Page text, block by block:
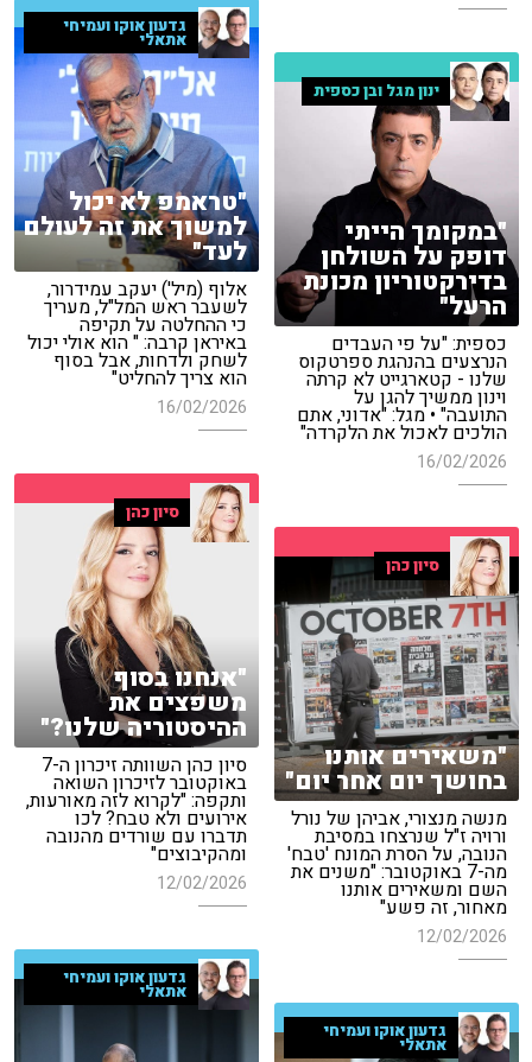
גדעון אוקו ועמיחי
אתאלי
"טראמפ לא יכול
למשוך את זה לעולם
לעד"
אלוף (מיל') יעקב עמידרור,
לשעבר ראש המל"ל, מעריך
כי ההחלטה על תקיפה
באיראן קרבה: " הוא אולי יכול
לשחק ולדחות, אבל בסוף
הוא צריך להחליט"
16/02/2026
ינון מגל ובן כספית
"במקומך הייתי
דופק על השולחן
בדירקטוריון מכונת
הרעל"
כספית: "על פי העבדים
הנרצעים בהנהגת ספרטקוס
שלנו - קטארגייט לא קרתה
וינון ממשיך להגן על
התועבה" • מגל: "אדוני, אתם
הולכים לאכול את הלקרדה"
16/02/2026
סיון כהן
"אנחנו בסוף
משפצים את
ההיסטוריה שלנו?"
סיון כהן השוותה זיכרון ה-7
באוקטובר לזיכרון השואה
ותקפה: "לקרוא לזה מאורעות,
אירועים ולא טבח? לכו
תדברו עם שורדים מהנובה
ומהקיבוצים"
12/02/2026
סיון כהן
"משאירים אותנו
בחושך יום אחר יום"
מנשה מנצורי, אביהן של נורל
ורויה ז"ל שנרצחו במסיבת
הנובה, על הסרת המונח 'טבח'
מה-7 באוקטובר: "משנים את
השם ומשאירים אותנו
מאחור, זה פשע"
12/02/2026
גדעון אוקו ועמיחי
אתאלי
גדעון אוקו ועמיחי
אתאלי